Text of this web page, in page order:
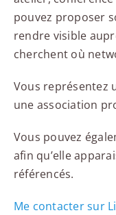
pouvez proposer
rendre visible
cherchent où
Vous représentez
une association
Vous pouvez
afin qu’elle
référencés.
Me contacter sur